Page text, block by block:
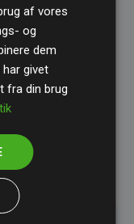
der sikrer høj
projekter
af vores
og
dem
givet
fra din brug